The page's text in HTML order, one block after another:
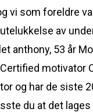
vi som foreldre
av
anthony, 53 år
og har de siste
du at det